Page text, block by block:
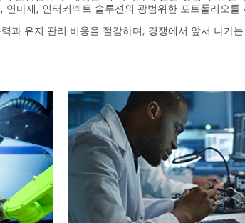
마재, 인터커넥트 솔루션의 광범위한 포트폴리오를
과 유지 관리 비용을 절감하며, 경쟁에서 앞서 나가